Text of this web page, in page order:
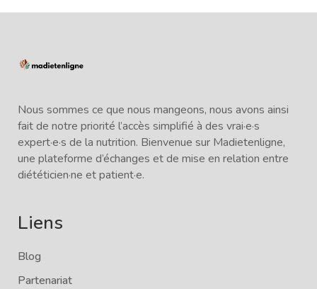
Nous sommes ce que nous mangeons, nous avons ainsi
fait de notre priorité l’accès simplifié à des vrai·e·s
expert·e·s de la nutrition. Bienvenue sur Madietenligne,
une plateforme d’échanges et de mise en relation entre
diététicien·ne et patient·e.
Liens
Blog
Partenariat